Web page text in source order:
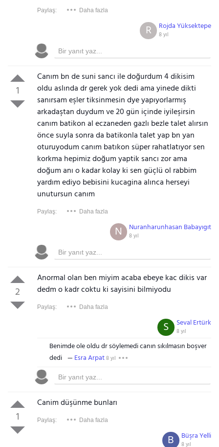
Paylaş: Daha fazla
Rojda Yüksektepe
8 yıl
R
1
Canım bn de suni sancı ile doğurdum 4 dikisim
oldu aslında dr gerek yok dedi ama yinede dikti
sanırsam eşler tiksinmesin dye yapıyorlarmış
arkadaştan duydum ve 20 gün içinde iyileşirsin
canım batikon al eczaneden gazlı bezle talet alırsın
önce suyla sonra da batikonla talet yap bn yan
oturuyodum canım batıkon süper rahatlatıyor sen
korkma hepimiz doğum yaptik sancı zor ama
doğum anı o kadar kolay ki sen güçlü ol rabbim
yardım ediyo bebisini kucagina alınca herseyi
unutursun canım
Paylaş: Daha fazla
Nuranharunhasan Babayıgıt
8 yıl
N
2
Anormal olan ben miyim acaba ebeye kac dikis var
dedm o kadr coktu ki sayisini bilmiyodu
Paylaş: Daha fazla
Seval Ertürk
8 yıl
S
Benimde ole oldu dr söylemedi canın sıkılmasın boşver
dedi
Esra Arpat8 yıl
1
Canim düşünme bunları
Paylaş: Daha fazla
Büşra Yelli
8 yıl
B